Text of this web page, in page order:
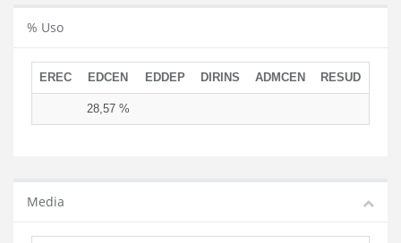
% Uso
EREC EDCEN EDDEP DIRINS ADMCEN RESUD
28,57 %
Media